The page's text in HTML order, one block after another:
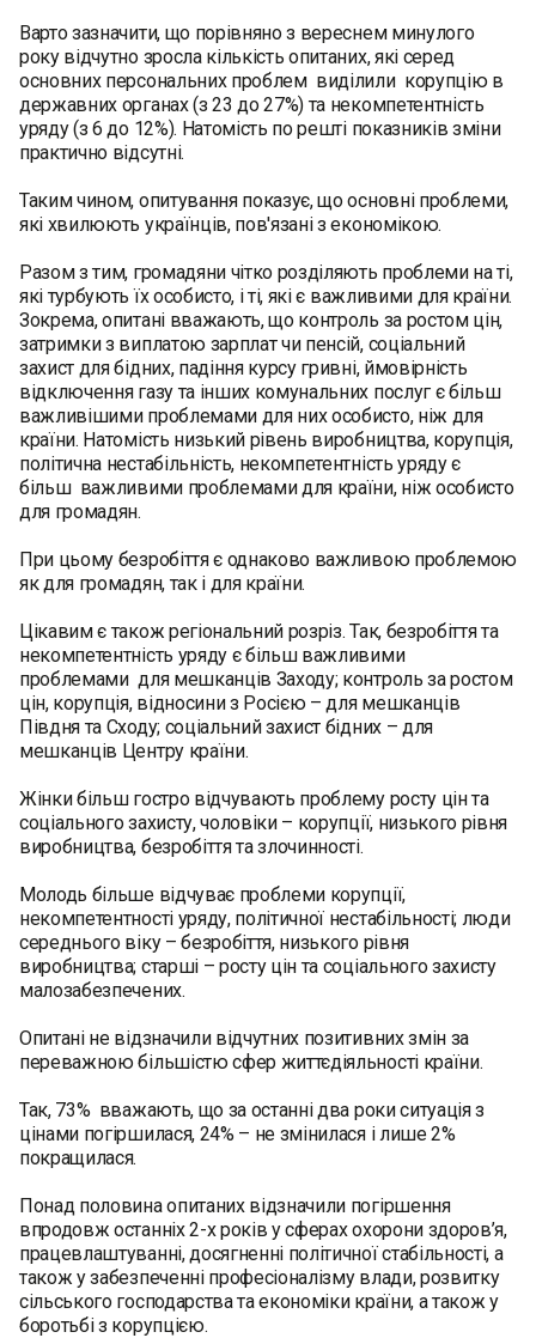
Варто зазначити, що порівняно з вереснем минулого
року відчутно зросла кількість опитаних, які серед
основних персональних проблем виділили корупцію в
державних органах (з 23 до 27%) та некомпетентність
уряду (з 6 до 12%). Натомість по решті показників зміни
практично відсутні.
Таким чином, опитування показує, що основні проблеми,
які хвилюють українців, пов'язані з економікою.
Разом з тим, громадяни чітко розділяють проблеми на ті,
які турбують їх особисто, і ті, які є важливими для країни.
Зокрема, опитані вважають, що контроль за ростом цін,
затримки з виплатою зарплат чи пенсій, соціальний
захист для бідних, падіння курсу гривні, ймовірність
відключення газу та інших комунальних послуг є більш
важливішими проблемами для них особисто, ніж для
країни. Натомість низький рівень виробництва, корупція,
політична нестабільність, некомпетентність уряду є
більш важливими проблемами для країни, ніж особисто
для громадян.
При цьому безробіття є однаково важливою проблемою
як для громадян, так і для країни.
Цікавим є також регіональний розріз. Так, безробіття та
некомпетентність уряду є більш важливими
проблемами для мешканців Заходу; контроль за ростом
цін, корупція, відносини з Росією – для мешканців
Півдня та Сходу; соціальний захист бідних – для
мешканців Центру країни.
Жінки більш гостро відчувають проблему росту цін та
соціального захисту, чоловіки – корупції, низького рівня
виробництва, безробіття та злочинності.
Молодь більше відчуває проблеми корупції,
некомпетентності уряду, політичної нестабільності; люди
середнього віку – безробіття, низького рівня
виробництва; старші – росту цін та соціального захисту
малозабезпечених.
Опитані не відзначили відчутних позитивних змін за
переважною більшістю сфер життєдіяльності країни.
Так, 73% вважають, що за останні два роки ситуація з
цінами погіршилася, 24% – не змінилася і лише 2%
покращилася.
Понад половина опитаних відзначили погіршення
впродовж останніх 2-х років у сферах охорони здоров’я,
працевлаштуванні, досягненні політичної стабільності, а
також у забезпеченні професіоналізму влади, розвитку
сільського господарства та економіки країни, а також у
боротьбі з корупцією.